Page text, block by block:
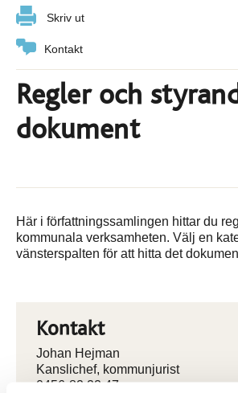
Skriv ut
Kontakt
Regler och
dokument
Här i författningssamlingen hittar du
kommunala verksamheten. Välj en
vänsterspalten för att hitta det
Kontakt
Johan Hejman
Kanslichef, kommunjurist
0456-82 22 47